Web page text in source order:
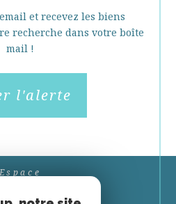
et recevez les biens
recherche dans votre boîte
mail !
l'alerte
Espace